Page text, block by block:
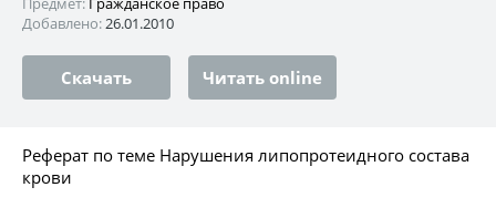
Добавлено:26.01.2010
Скачать Читать online
Реферат по теме Нарушения липопротеидного состава
крови